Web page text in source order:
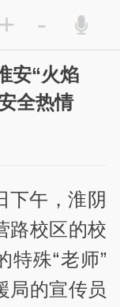
+ -
安“火焰
全热情
下午，淮阴
路校区的校
特殊“老师”
局的宣传员